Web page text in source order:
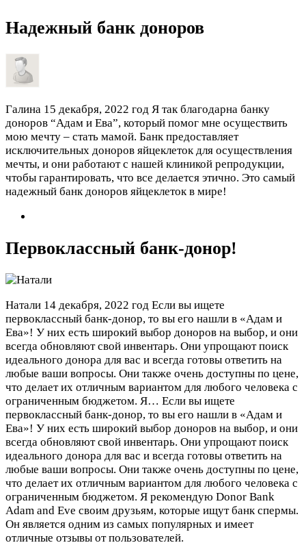
Надежный банк доноров
Галина 15 декабря, 2022 год Я так благодарна банку
доноров “Адам и Ева”, который помог мне осуществить
мою мечту – стать мамой. Банк предоставляет
исключительных доноров яйцеклеток для осуществления
мечты, и они работают с нашей клиникой репродукции,
чтобы гарантировать, что все делается этично. Это самый
надежный банк доноров яйцеклеток в мире!
Первоклассный банк-донор!
Натали 14 декабря, 2022 год Если вы ищете
первоклассный банк-донор, то вы его нашли в «Адам и
Ева»! У них есть широкий выбор доноров на выбор, и они
всегда обновляют свой инвентарь. Они упрощают поиск
идеального донора для вас и всегда готовы ответить на
любые ваши вопросы. Они также очень доступны по цене,
что делает их отличным вариантом для любого человека с
ограниченным бюджетом. Я… Если вы ищете
первоклассный банк-донор, то вы его нашли в «Адам и
Ева»! У них есть широкий выбор доноров на выбор, и они
всегда обновляют свой инвентарь. Они упрощают поиск
идеального донора для вас и всегда готовы ответить на
любые ваши вопросы. Они также очень доступны по цене,
что делает их отличным вариантом для любого человека с
ограниченным бюджетом. Я рекомендую Donor Bank
Adam and Eve своим друзьям, которые ищут банк спермы.
Он является одним из самых популярных и имеет
отличные отзывы от пользователей.